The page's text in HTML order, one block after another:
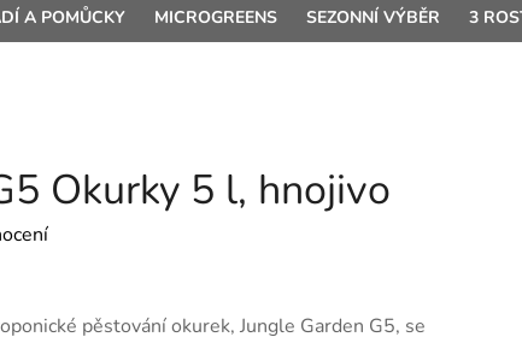
A POMŮCKY MICROGREENS SEZONNÍ VÝBĚR 3
Okurky 5 l, hnojivo
z 5 hvězdiček.
pěstování okurek, Jungle Garden G5, se